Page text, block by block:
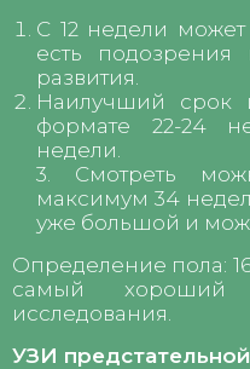
С 12 недели может
есть
развития.
Наилучший срок
формате 22-24
недели.
3. Смотреть
максимум 34
уже большой и
Определение пола:
самый хороший
исследования.
УЗИ